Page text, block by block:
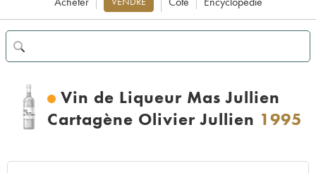
Vin de Liqueur Mas Jullien
Cartagène Olivier Jullien 1995